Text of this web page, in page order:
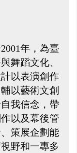
年，為臺
舞蹈文化、
以表演創作
以藝術文創
我信念，帶
以及幕後管
策展企劃能
野和一專多